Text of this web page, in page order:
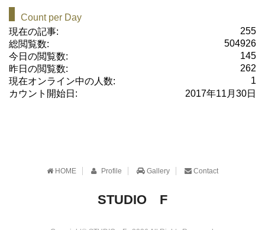
Count per Day
255
現在の記事:
504926
総閲覧数:
145
今日の閲覧数:
262
昨日の閲覧数:
1
現在オンライン中の人数:
2017年11月30日
カウント開始日:
HOME Profile Gallery Contact
STUDIO F